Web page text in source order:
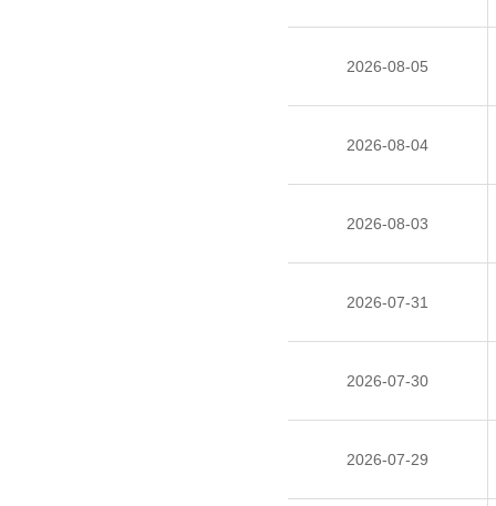
2026-08-05
2026-08-04
2026-08-03
2026-07-31
2026-07-30
2026-07-29